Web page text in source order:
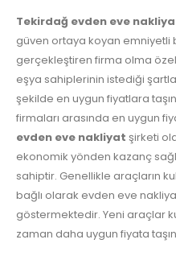
Tekirdağ evden eve
güven ortaya koyan emniyetli
gerçekleştiren firma olma
eşya sahiplerinin istediği
şekilde en uygun fiyatlara
firmaları arasında en uygun
evden eve nakliyat şirketi
ekonomik yönden kazanç
sahiptir. Genellikle araçların
bağlı olarak evden eve
göstermektedir. Yeni araçlar
zaman daha uygun fiyata